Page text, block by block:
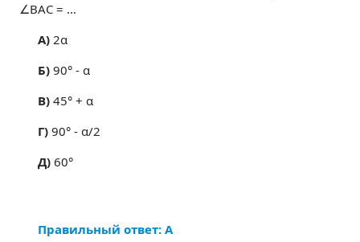
∠BAC = …
A)2α
Б)90° - α
В)45° + α
Г)90° - α/2
Д)60°
Правильный ответ: А